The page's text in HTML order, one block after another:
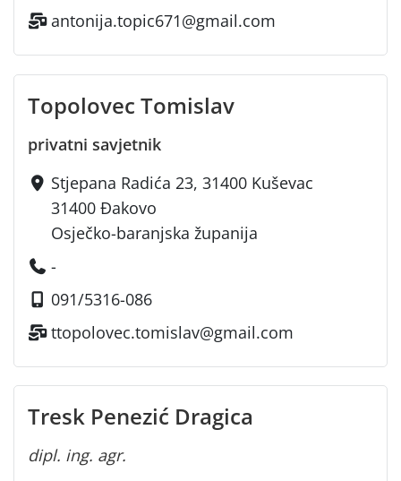
antonija.topic671@gmail.com
Topolovec Tomislav
privatni savjetnik
Stjepana Radića 23, 31400 Kuševac
31400 Đakovo
Osječko-baranjska županija
-
091/5316-086
ttopolovec.tomislav@gmail.com
Tresk Penezić Dragica
dipl. ing. agr.